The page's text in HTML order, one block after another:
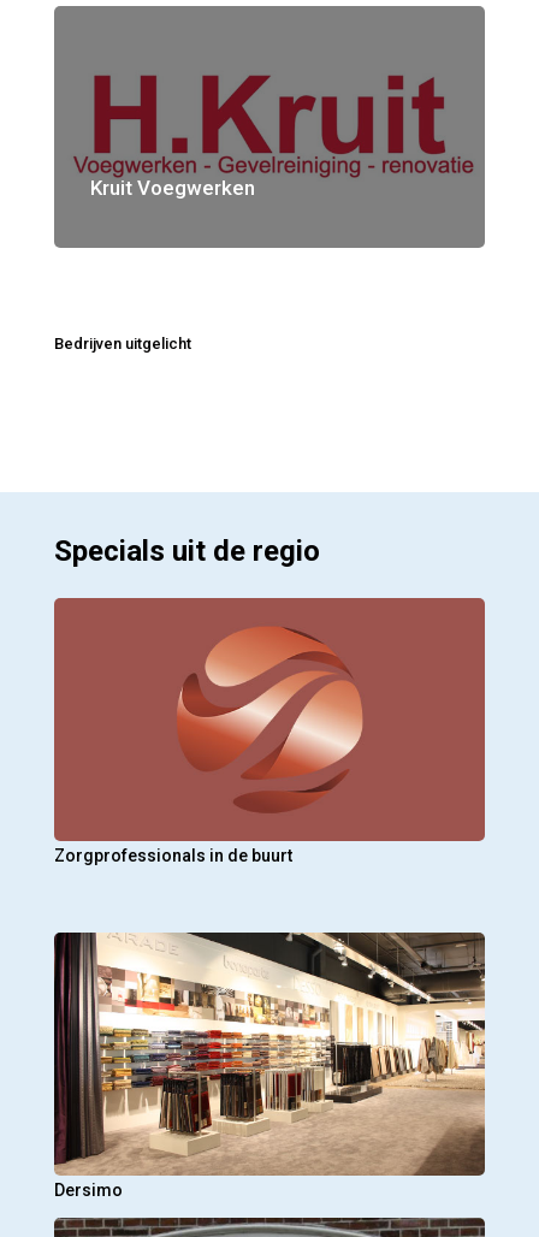
Kruit Voegwerken
Bedrijven uitgelicht
Specials uit de regio
Zorgprofessionals in de buurt
Dersimo